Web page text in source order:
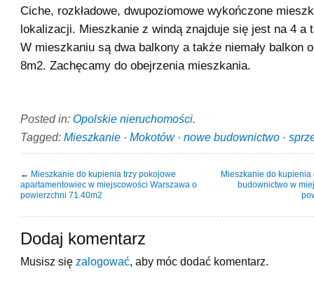
Ciche, rozkładowe, dwupoziomowe wykończone
lokalizacji. Mieszkanie z windą znajduje się jest na 4 a
W mieszkaniu są dwa balkony a także niemały balkon
8m2. Zachęcamy do obejrzenia mieszkania.
Posted in: Opolskie nieruchomości.
Tagged: Mieszkanie · Mokotów· nowe budownictwo ·
← Mieszkanie do kupienia trzy pokojowe
apartamentowiec w miejscowości Warszawa o
powierzchni 71.40m2
Mieszkanie do
budownictwo w
Dodaj komentarz
Musisz się zalogować , aby móc dodać komentarz.